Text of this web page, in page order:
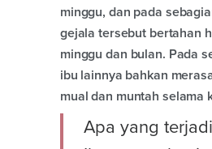
minggu, dan pada
gejala tersebut bertahan
minggu dan bulan. Pada
ibu lainnya bahkan
mual dan muntah selama
Apa yang